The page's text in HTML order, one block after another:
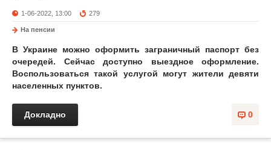
1-06-2022, 13:00 279
На пенсии
В Украине можно оформить заграничный паспорт без
очередей. Сейчас доступно выездное оформление.
Воспользоваться такой услугой могут жители девяти
населенных пунктов.
0
Докладно